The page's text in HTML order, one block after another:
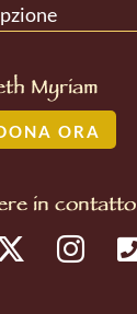
Myriam
ORA
in contatto